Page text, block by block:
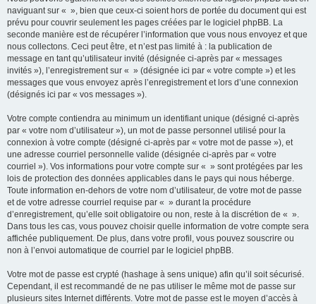
naviguant sur « », bien que ceux-ci soient hors de portée du document qui est
prévu pour couvrir seulement les pages créées par le logiciel phpBB. La
seconde manière est de récupérer l’information que vous nous envoyez et que
nous collectons. Ceci peut être, et n’est pas limité à : la publication de
message en tant qu’utilisateur invité (désignée ci-après par « messages
invités »), l’enregistrement sur « » (désignée ici par « votre compte ») et les
messages que vous envoyez après l’enregistrement et lors d’une connexion
(désignés ici par « vos messages »).
Votre compte contiendra au minimum un identifiant unique (désigné ci-après
par « votre nom d’utilisateur »), un mot de passe personnel utilisé pour la
connexion à votre compte (désigné ci-après par « votre mot de passe »), et
une adresse courriel personnelle valide (désignée ci-après par « votre
courriel »). Vos informations pour votre compte sur « » sont protégées par les
lois de protection des données applicables dans le pays qui nous héberge.
Toute information en-dehors de votre nom d’utilisateur, de votre mot de passe
et de votre adresse courriel requise par « » durant la procédure
d’enregistrement, qu’elle soit obligatoire ou non, reste à la discrétion de « ».
Dans tous les cas, vous pouvez choisir quelle information de votre compte sera
affichée publiquement. De plus, dans votre profil, vous pouvez souscrire ou
non à l’envoi automatique de courriel par le logiciel phpBB.
Votre mot de passe est crypté (hashage à sens unique) afin qu’il soit sécurisé.
Cependant, il est recommandé de ne pas utiliser le même mot de passe sur
plusieurs sites Internet différents. Votre mot de passe est le moyen d’accès à